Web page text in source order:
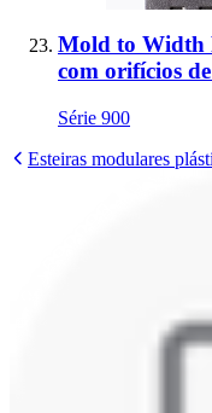
Mold to Width
com orifícios
Série 900
Esteiras modulares